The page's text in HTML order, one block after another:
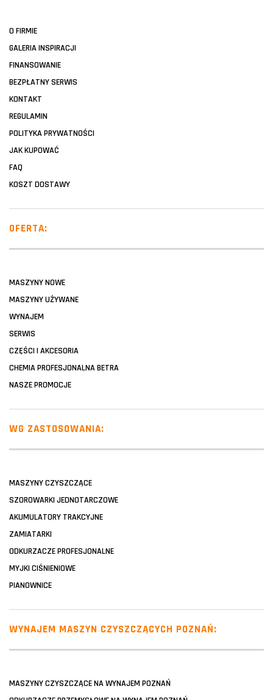
O FIRMIE
GALERIA INSPIRACJI
FINANSOWANIE
BEZPŁATNY SERWIS
KONTAKT
REGULAMIN
POLITYKA PRYWATNOŚCI
JAK KUPOWAĆ
FAQ
KOSZT DOSTAWY
OFERTA:
MASZYNY NOWE
MASZYNY UŻYWANE
WYNAJEM
SERWIS
CZĘŚCI I AKCESORIA
CHEMIA PROFESJONALNA BETRA
NASZE PROMOCJE
WG ZASTOSOWANIA:
MASZYNY CZYSZCZĄCE
SZOROWARKI JEDNOTARCZOWE
AKUMULATORY TRAKCYJNE
ZAMIATARKI
ODKURZACZE PROFESJONALNE
MYJKI CIŚNIENIOWE
PIANOWNICE
WYNAJEM MASZYN CZYSZCZĄCYCH POZNAŃ:
MASZYNY CZYSZCZĄCE NA WYNAJEM POZNAŃ